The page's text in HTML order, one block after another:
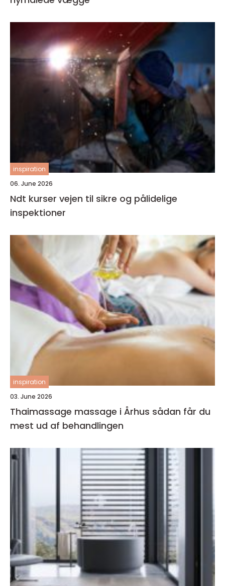
inspiration
06. June 2026
Ndt kurser vejen til sikre og pålidelige
inspektioner
inspiration
03. June 2026
Thaimassage massage i Århus sådan får du
mest ud af behandlingen